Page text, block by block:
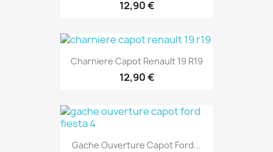
12,90 €
Charniere Capot Renault 19 R19
12,90 €
Gache Ouverture Capot Ford...